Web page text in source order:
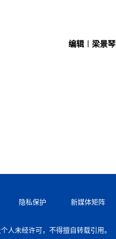
编辑︱梁景琴
隐私保护 新媒体矩阵
人未经许可，不得擅自转载引用。